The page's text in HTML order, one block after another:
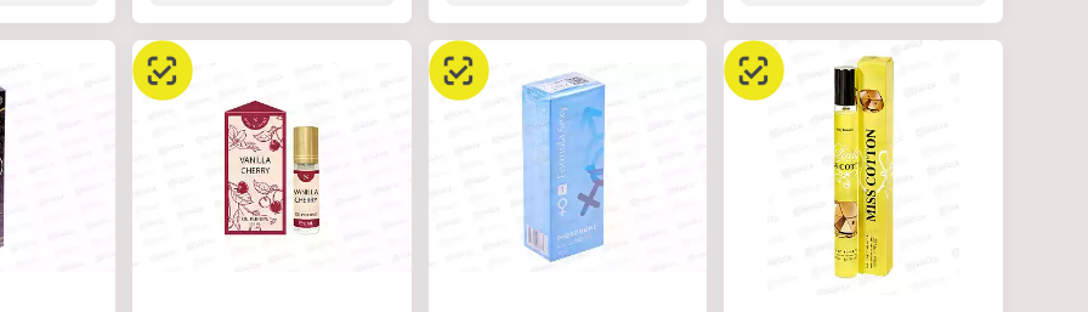
водный
Серия: Gangster
Тип товара: туалетная вода
Назначение: мужская
Название: "Noir"
Верхние ноты: бергамот, мята, лаванда
Ноты сердца: артемизия, кардамон,
корица, апельсин
Базовые ноты: тмин, кедр, сандал,
Назначение: мужская
Название: "Diving cool wave"
Объем: 100 мл
Название: "Blverse Aqva"
Объем: 100 мл